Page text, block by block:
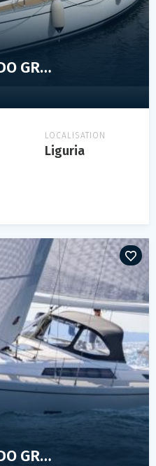
CANTIERE DEL PARDO GRAND SOLEIL 43 J&J - 43J&J
LOCALISATION
Liguria
CANTIERE DEL PARDO GRAND SOLEIL 42 LC